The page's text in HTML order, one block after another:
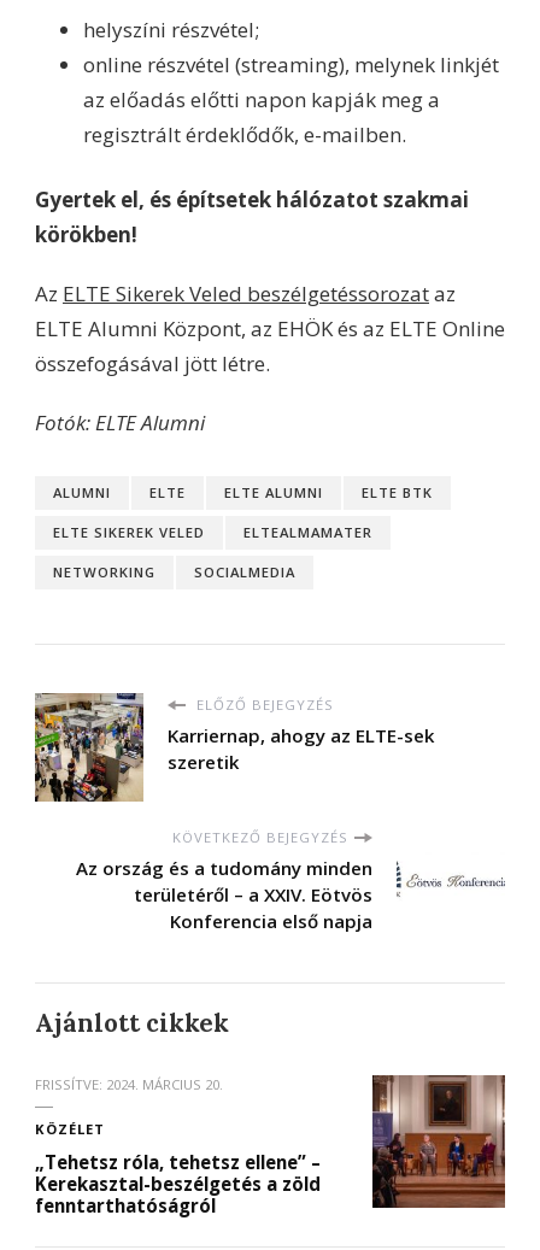
helyszíni részvétel;
online részvétel (streaming), melynek linkjét
az előadás előtti napon kapják meg a
regisztrált érdeklődők, e-mailben.
Gyertek el, és építsetek hálózatot szakmai
körökben!
Az ELTE Sikerek Veled beszélgetéssorozataz
ELTE Alumni Központ, az EHÖK és az ELTE Online
összefogásával jött létre.
Fotók: ELTE Alumni
ALUMNI ELTE ELTE ALUMNI ELTE BTK
ELTE SIKEREK VELED ELTEALMAMATER
NETWORKING SOCIALMEDIA
ELŐZŐ BEJEGYZÉS
Karriernap, ahogy az ELTE-sek
szeretik
KÖVETKEZŐ BEJEGYZÉS
Az ország és a tudomány minden
területéről – a XXIV. Eötvös
Konferencia első napja
Ajánlott cikkek
FRISSÍTVE: 2024. MÁRCIUS 20.
KÖZÉLET
„Tehetsz róla, tehetsz ellene” –
Kerekasztal-beszélgetés a zöld
fenntarthatóságról